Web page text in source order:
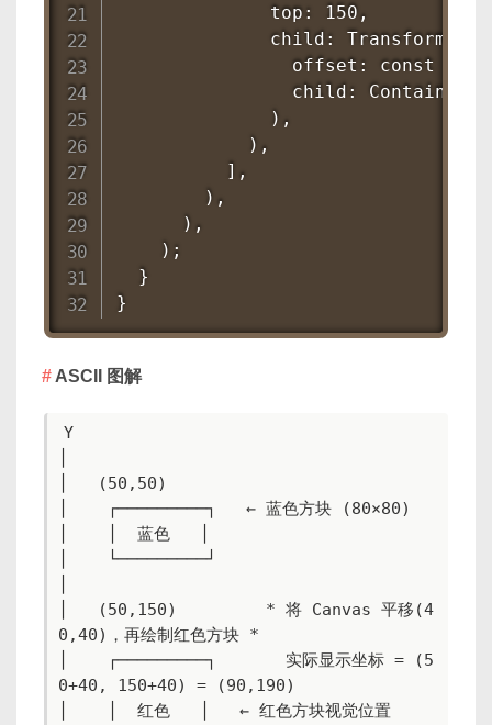
              top: 150,
child:
offset: const
child:
              ),
            ),
          ],
        ),
      ),
    );
  }
}
ASCII 图解
Y
│   (50,50)
│    ┌─────────┐   ← 蓝色方块 (80×80)
│    │  蓝色   │
│    └─────────┘
│   (50,150)         * 将 Canvas 平移(4
0,40)，再绘制红色方块 *
│    ┌─────────┐       实际显示坐标 = (5
0+40, 150+40) = (90,190)
│    │  红色   │   ← 红色方块视觉位置